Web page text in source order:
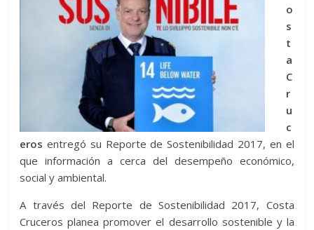
o
s
t
a
C
r
u
c
eros entregó su Reporte de Sostenibilidad 2017, en el
que información a cerca del desempeño económico,
social y ambiental.
A través del Reporte de Sostenibilidad 2017, Costa
Cruceros planea promover el desarrollo sostenible y la